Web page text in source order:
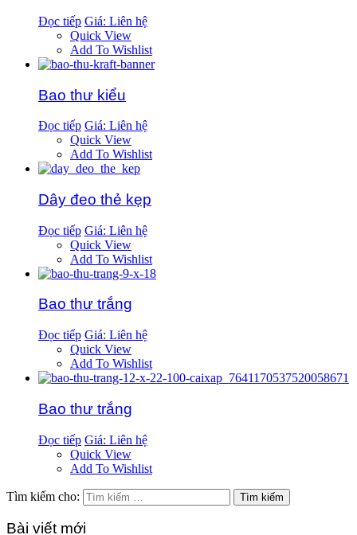
Đọc tiếp Giá: Liên hệ
Quick View
Add To Wishlist
Bao thư kiểu
Đọc tiếp Giá: Liên hệ
Quick View
Add To Wishlist
Dây đeo thẻ kẹp
Đọc tiếp Giá: Liên hệ
Quick View
Add To Wishlist
Bao thư trắng
Đọc tiếp Giá: Liên hệ
Quick View
Add To Wishlist
Bao thư trắng
Đọc tiếp Giá: Liên hệ
Quick View
Add To Wishlist
Tìm kiếm cho:
Bài viết mới